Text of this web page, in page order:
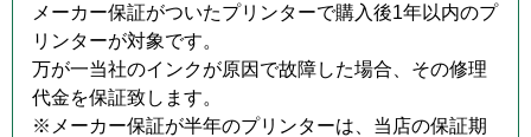
メーカー保証がついたプリンターで購入後1年以内のプ
リンターが対象です。
万が一当社のインクが原因で故障した場合、その修理
代金を保証致します。
※メーカー保証が半年のプリンターは、当店の保証期